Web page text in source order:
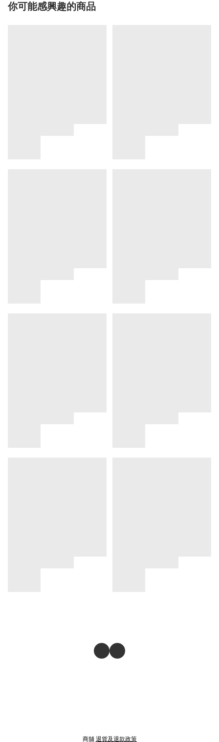
你可能感興趣的商品
商舖 退貨及退款政策